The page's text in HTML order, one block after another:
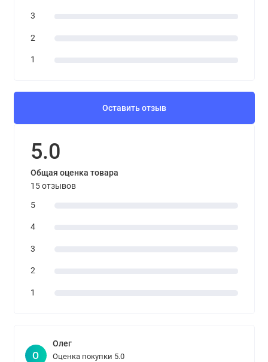
3
2
1
Оставить отзыв
5.0
Общая оценка товара
15 отзывов
5
4
3
2
1
О
Олег
Оценка покупки 5.0